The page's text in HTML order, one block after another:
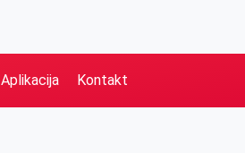
Aplikacija Kontakt